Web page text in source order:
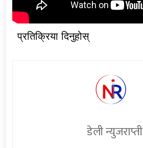
प्रतिक्रिया दिनुहोस्
डेली न्युजराप्ती